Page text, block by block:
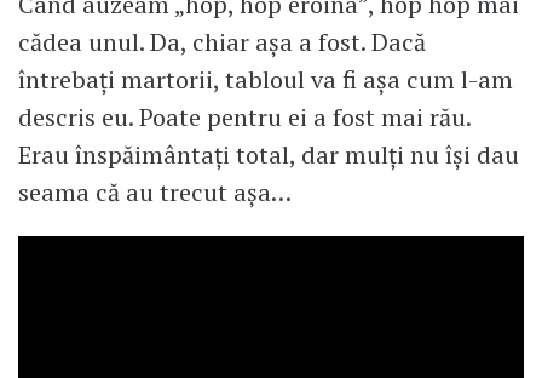
cădea unul. Da, chiar așa a fost. Dacă
întrebați martorii, tabloul va fi așa cum l-am
descris eu. Poate pentru ei a fost mai rău.
Erau înspăimântați total, dar mulți nu își dau
seama că au trecut așa…